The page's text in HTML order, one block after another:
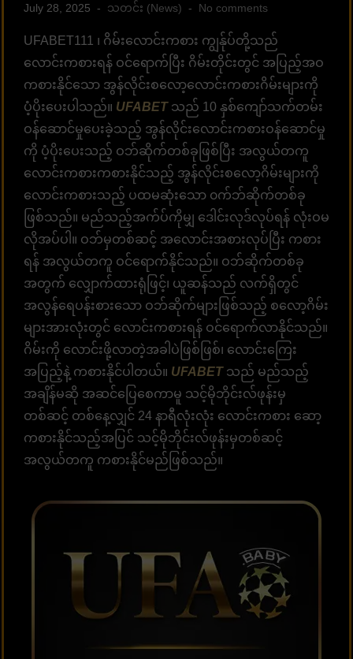
July 28, 2025 သတင်း (News) No comments
UFABET111 ၊ ဂိမ်းလောင်းကစား ကျွန်ုပ်တို့သည်
လောင်းကစားရန် ဝင်ရောက်ပြီး ဂိမ်းတိုင်းတွင် အပြည့်အဝ
ကစားနိုင်သော အွန်လိုင်းစလော့လောင်းကစားဂိမ်းများကို
ပံ့ပိုးပေးပါသည်။ UFABETသည် 10 နှစ်ကျော်သက်တမ်း
ဝန်ဆောင်မှုပေးခဲ့သည့် အွန်လိုင်းလောင်းကစားဝန်ဆောင်မှု
ကို ပံ့ပိုးပေးသည့် ဝဘ်ဆိုက်တစ်ခုဖြစ်ပြီး အလွယ်တကူ
လောင်းကစားကစားနိုင်သည့် အွန်လိုင်းစလော့ဂိမ်းများကို
လောင်းကစားသည့် ပထမဆုံးသော ၀က်ဘ်ဆိုက်တစ်ခု
ဖြစ်သည်။ မည်သည့်အက်ပ်ကိုမျှ ဒေါင်းလုဒ်လုပ်ရန် လုံးဝမ
လိုအပ်ပါ။ ဝဘ်မှတစ်ဆင့် အလောင်းအစားလုပ်ပြီး ကစား
ရန် အလွယ်တကူ ဝင်ရောက်နိုင်သည်။ ဝဘ်ဆိုက်တစ်ခု
အတွက် လျှောက်ထားရုံဖြင့်၊ ယူဆန်သည် လက်ရှိတွင်
အလွန်ရေပန်းစားသော ဝဘ်ဆိုက်များဖြစ်သည့် စလော့ဂိမ်း
များအားလုံးတွင် လောင်းကစားရန် ဝင်ရောက်လာနိုင်သည်။
ဂိမ်းကို လောင်းဖို့လာတဲ့အခါပဲဖြစ်ဖြစ်၊ လောင်းကြေး
အပြည့်နဲ့ ကစားနိုင်ပါတယ်။ UFABETသည် မည်သည့်
အချိန်မဆို အဆင်ပြေစေကာမူ သင့်မိုဘိုင်းလ်ဖုန်းမှ
တစ်ဆင့် တစ်နေ့လျှင် 24 နာရီလုံးလုံး လောင်းကစား ဆော့
ကစားနိုင်သည့်အပြင် သင့်မိုဘိုင်းလ်ဖုန်းမှတစ်ဆင့်
အလွယ်တကူ ကစားနိုင်မည်ဖြစ်သည်။